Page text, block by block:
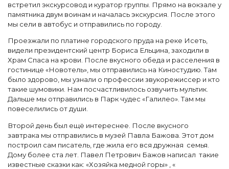
встретил экскурсовод и куратор группы. Прямо на вокзале у
памятника двум воинам и началась экскурсия. После этого
мы сели в автобус и отправились по городу.
Проезжали по платине городского пруда на реке Исеть,
видели президентский центр Бориса Ельцина, заходили в
Храм Спаса на крови. После вкусного обеда и расселения в
гостинице «Новотель», мы отправились на Киностудию. Там
было здорово, мы узнали о профессии звукорежиссер и кто
такие шумовики. Нам посчастливилось озвучить мультик.
Дальше мы отправились в Парк чудес «Галилео». Там мы
повеселились от души.
Второй день был ещё интереснее. После вкусного
завтрака мы отправились в музей Павла Бажова. Этот дом
построил сам писатель, где жила его вся дружная семья.
Дому более ста лет. Павел Петрович Бажов написал такие
известные сказки как: «Хозяйка медной горы» , «